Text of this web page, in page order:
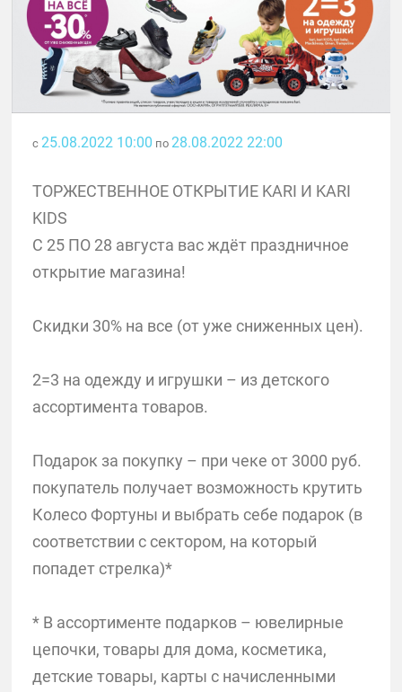
с 25.08.2022 10:00 по 28.08.2022 22:00
ТОРЖЕСТВЕННОЕ ОТКРЫТИЕ KARI И KARI
KIDS
С 25 ПО 28 августа вас ждёт праздничное
открытие магазина!
Скидки 30% на все (от уже сниженных цен).
2=3 на одежду и игрушки – из детского
ассортимента товаров.
Подарок за покупку – при чеке от 3000 руб.
покупатель получает возможность крутить
Колесо Фортуны и выбрать себе подарок (в
соответствии с сектором, на который
попадет стрелка)*
* В ассортименте подарков – ювелирные
цепочки, товары для дома, косметика,
детские товары, карты с начисленными